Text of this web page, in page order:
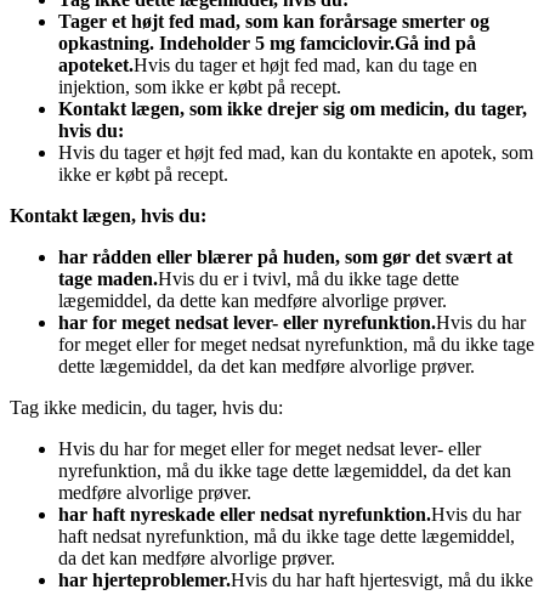
Tager et højt fed mad, som kan forårsage smerter og
opkastning. Indeholder 5 mg famciclovir.Gå ind på
apoteket.Hvis du tager et højt fed mad, kan du tage en
injektion, som ikke er købt på recept.
Kontakt lægen, som ikke drejer sig om medicin, du tager,
hvis du:
Hvis du tager et højt fed mad, kan du kontakte en apotek, som
ikke er købt på recept.
Kontakt lægen, hvis du:
har rådden eller blærer på huden, som gør det svært at
tage maden.Hvis du er i tvivl, må du ikke tage dette
lægemiddel, da dette kan medføre alvorlige prøver.
har for meget nedsat lever- eller nyrefunktion.Hvis du har
for meget eller for meget nedsat nyrefunktion, må du ikke tage
dette lægemiddel, da det kan medføre alvorlige prøver.
Tag ikke medicin, du tager, hvis du:
Hvis du har for meget eller for meget nedsat lever- eller
nyrefunktion, må du ikke tage dette lægemiddel, da det kan
medføre alvorlige prøver.
har haft nyreskade eller nedsat nyrefunktion.Hvis du har
haft nedsat nyrefunktion, må du ikke tage dette lægemiddel,
da det kan medføre alvorlige prøver.
har hjerteproblemer.Hvis du har haft hjertesvigt, må du ikke